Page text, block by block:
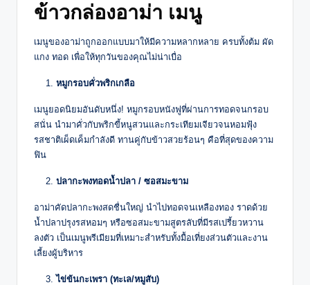
ข้าวกล่องอาม่า เมนู
เมนูของอาม่าถูกออกแบบมาให้มีความหลากหลาย ครบทั้งต้ม ผัด
แกง ทอด เพื่อให้ทุกวันของคุณไม่น่าเบื่อ
หมูกรอบคั่วพริกเกลือ
เมนูยอดนิยมอันดับหนึ่ง! หมูกรอบหนังฟูที่ผ่านการทอดจนกรอบ
สนั่น นำมาคั่วกับพริกขี้หนูสวนและกระเทียมเจียวจนหอมฟุ้ง
รสชาติเผ็ดเค็มกำลังดี ทานคู่กับข้าวสวยร้อนๆ คือที่สุดของความ
ฟิน
ปลากะพงทอดน้ำปลา / ซอสมะขาม
อาม่าคัดปลากะพงสดชื่นใหญ่ นำไปทอดจนเหลืองทอง ราดด้วย
น้ำปลาปรุงรสหอมๆ หรือซอสมะขามสูตรลับที่มีรสเปรี้ยวหวาน
ลงตัว เป็นเมนูพรีเมียมที่เหมาะสำหรับทั้งมื้อเที่ยงส่วนตัวและงาน
เลี้ยงผู้บริหาร
ไข่ข้นกะเพรา (ทะเล/หมูสับ)